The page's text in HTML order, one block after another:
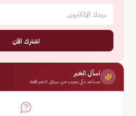
اشترك الآن
اسأل الخبر
مساعد ذكي يجيب من سياق الخبر فقط